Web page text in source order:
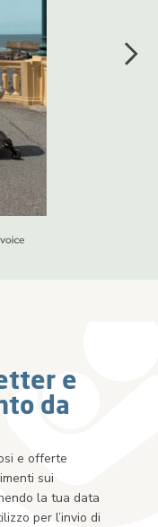
e
da
e offerte
sui
la tua data
per l’invio di